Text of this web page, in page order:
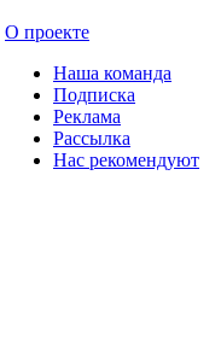
О проекте
Наша команда
Подписка
Реклама
Рассылка
Нас рекомендуют